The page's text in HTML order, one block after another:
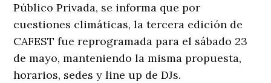
Público Privada, se informa que por
cuestiones climáticas, la tercera edición de
CAFEST fue reprogramada para el sábado 23
de mayo, manteniendo la misma propuesta,
horarios, sedes y line up de DJs.